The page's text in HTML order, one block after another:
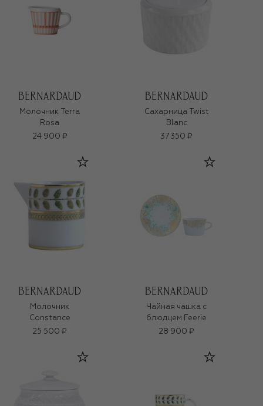
Молочник Terra
Rosa
24 900 ₽
Сахарница Twist
Blanc
37 350 ₽
Молочник
Constance
25 500 ₽
Чайная чашка с
блюдцем Feerie
28 900 ₽